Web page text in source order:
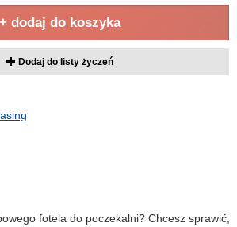
+ dodaj do koszyka
Dodaj do listy życzeń
fotela do poczekalni? Chcesz sprawić,